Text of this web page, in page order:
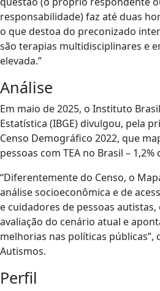
responsabilidade) faz até duas
o que destoa do preconizado
são terapias multidisciplinares e
elevada.”
Análise
Em maio de 2025, o Instituto
Estatística (IBGE) divulgou, pela
Censo Demográfico 2022, que
pessoas com TEA no Brasil –
“Diferentemente do Censo, o
análise socioeconômica e de
e cuidadores de pessoas
avaliação do cenário atual e
melhorias nas políticas
Autismos.
Perfil